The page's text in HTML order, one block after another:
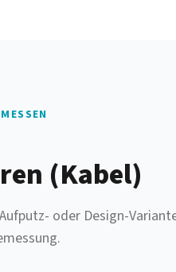
(Kabel)
oder Design-